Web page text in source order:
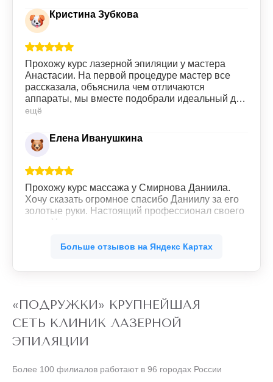
Кристина Зубкова
Прохожу курс лазерной эпиляции у мастера
Анастасии. На первой процедуре мастер все
рассказала, объяснила чем отличаются
аппараты, мы вместе подобрали идеальный для
меня вариант. Сами процедуры проходят без
быстро. Девушки на ресепшене всегда
приветливы. Всем советую данную клинику.
ещё
Елена Иванушкина
Прохожу курс массажа у Смирнова Даниила.
Хочу сказать огромное спасибо Даниилу за его
золотые руки. Настоящий профессионал своего
дела. Уже со второго сеанса массажа
зажимы в мышцах. Буду продолжать.
Больше отзывов на Яндекс Картах
«ПОДРУЖКИ» КРУПНЕЙШАЯ
СЕТЬ КЛИНИК ЛАЗЕРНОЙ
ЭПИЛЯЦИИ
Более 100 филиалов работают в 96 городах России